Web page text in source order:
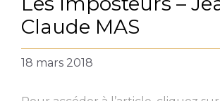
Claude MAS
18 mars 2018